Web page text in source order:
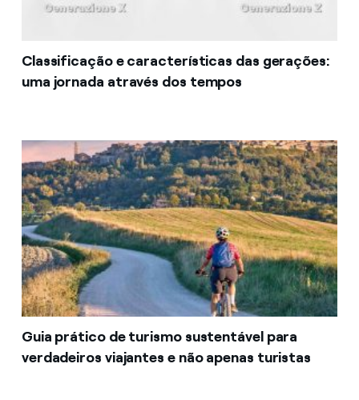
Classificação e características das gerações:
uma jornada através dos tempos
Guia prático de turismo sustentável para
verdadeiros viajantes e não apenas turistas